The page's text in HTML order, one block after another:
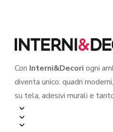
Con Interni&Decori ogni
diventa unico: quadri
su tela, adesivi murali e